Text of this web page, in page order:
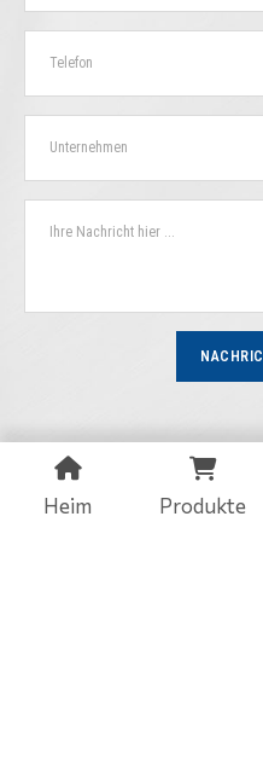
Heim Produkte